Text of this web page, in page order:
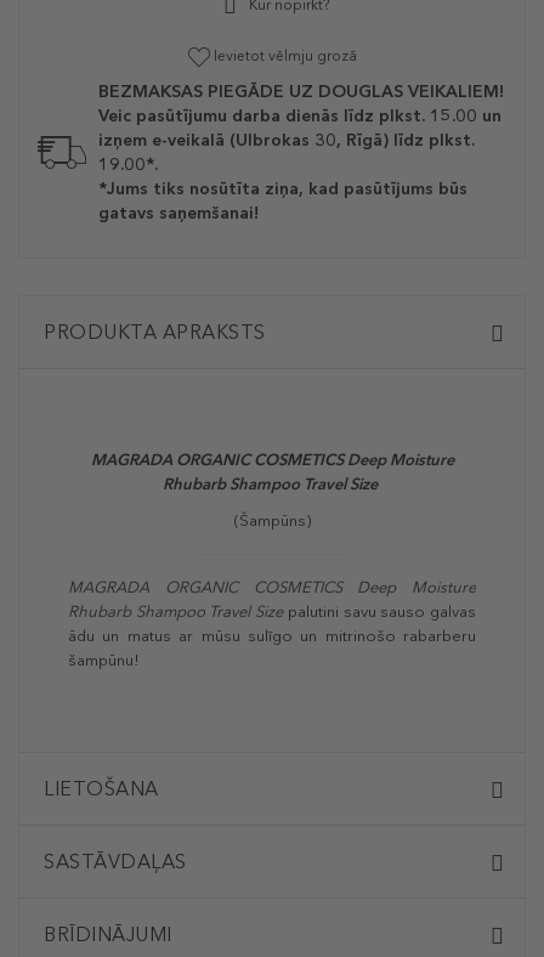
Kur nopirkt?
Ievietot vēlmju grozā
BEZMAKSAS PIEGĀDE UZ DOUGLAS VEIKALIEM!
Veic pasūtījumu darba dienās līdz plkst. 15.00 un
izņem e-veikalā (Ulbrokas 30, Rīgā) līdz plkst.
19.00*.
*Jums tiks nosūtīta ziņa, kad pasūtījums būs
gatavs saņemšanai!
PRODUKTA APRAKSTS
MAGRADA ORGANIC COSMETICS Deep Moisture
Rhubarb Shampoo Travel Size
(Šampūns)
MAGRADA ORGANIC COSMETICS Deep Moisture
Rhubarb Shampoo Travel Size palutini savu sauso galvas
ādu un matus ar mūsu sulīgo un mitrinošo rabarberu
šampūnu!
LIETOŠANA
SASTĀVDAĻAS
BRĪDINĀJUMI